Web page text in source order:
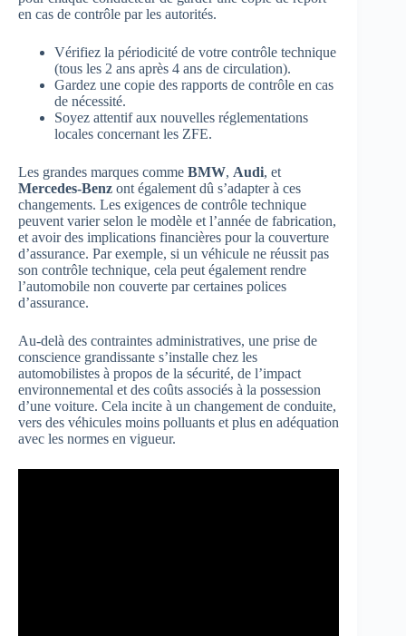
en cas de contrôle par les autorités.
Vérifiez la périodicité de votre contrôle technique
(tous les 2 ans après 4 ans de circulation).
Gardez une copie des rapports de contrôle en cas
de nécessité.
Soyez attentif aux nouvelles réglementations
locales concernant les ZFE.
Les grandes marques comme BMW, Audi, et
Mercedes-Benz ont également dû s’adapter à ces
changements. Les exigences de contrôle technique
peuvent varier selon le modèle et l’année de fabrication,
et avoir des implications financières pour la couverture
d’assurance. Par exemple, si un véhicule ne réussit pas
son contrôle technique, cela peut également rendre
l’automobile non couverte par certaines polices
d’assurance.
Au-delà des contraintes administratives, une prise de
conscience grandissante s’installe chez les
automobilistes à propos de la sécurité, de l’impact
environnemental et des coûts associés à la possession
d’une voiture. Cela incite à un changement de conduite,
vers des véhicules moins polluants et plus en adéquation
avec les normes en vigueur.